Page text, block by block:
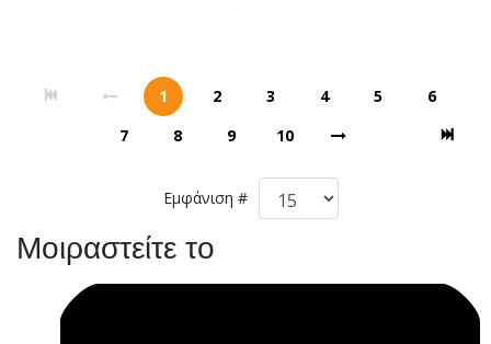
1 2 3 4 5
6
7
8 9 10
Εμφάνιση #
Μοιραστείτε το